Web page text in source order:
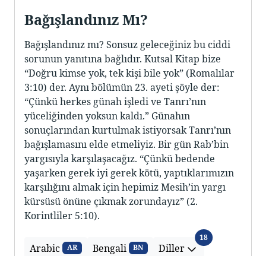
Bağışlandınız Mı?
Bağışlandınız mı? Sonsuz geleceğiniz bu ciddi
sorunun yanıtına bağlıdır. Kutsal Kitap bize
“Doğru kimse yok, tek kişi bile yok” (Romalılar
3:10) der. Aynı bölümün 23. ayeti şöyle der:
“Çünkü herkes günah işledi ve Tanrı’nın
yüceliğinden yoksun kaldı.” Günahın
sonuçlarından kurtulmak istiyorsak Tanrı’nın
bağışlamasını elde etmeliyiz. Bir gün Rab’bin
yargısıyla karşılaşacağız. “Çünkü bedende
yaşarken gerek iyi gerek kötü, yaptıklarımızın
karşılığını almak için hepimiz Mesih’in yargı
kürsüsü önüne çıkmak zorundayız” (2.
Korintliler 5:10).
Arabic AR Bengali BN Diller
18Diller